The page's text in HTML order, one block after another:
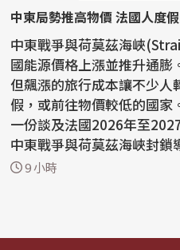
中東局勢推高物價 法國人度假
中東戰爭與荷莫茲海峽
國能源價格上漲並推升通膨
但飆漲的旅行成本讓不少人
假，或前往物價較低的國家。 法國經濟瞭望台
一份談及法國2026年至
中東戰爭與荷莫茲海峽封
升通膨...
9 小時